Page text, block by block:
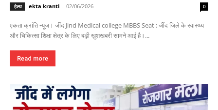
हेल्थ ekta kranti - 02/06/2026 0
एकता क्रांति न्यूज। जींद Jind Medical college MBBS Seat : जींद जिले के स्वास्थ्य
और चिकित्सा शिक्षा क्षेत्र के लिए बड़ी खुशखबरी सामने आई है।...
Read more